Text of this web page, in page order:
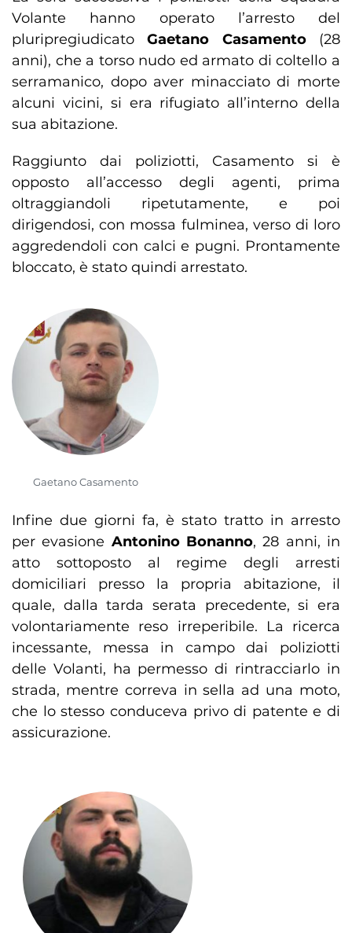
Volante hanno operato l’arresto del
pluripregiudicatoGaetano Casamento(28
anni), che a torso nudo ed armato di coltello a
serramanico, dopo aver minacciato di morte
alcuni vicini, si era rifugiato all’interno della
sua abitazione.
Raggiunto dai poliziotti, Casamento si è
opposto all’accesso degli agenti, prima
oltraggiandoli ripetutamente, e poi
dirigendosi, con mossa fulminea, verso di loro
aggredendoli con calci e pugni. Prontamente
bloccato, è stato quindi arrestato.
Gaetano Casamento
Infine due giorni fa, è stato tratto in arresto
per evasione Antonino Bonanno, 28 anni, in
atto sottoposto al regime degli arresti
domiciliari presso la propria abitazione, il
quale, dalla tarda serata precedente, si era
volontariamente reso irreperibile. La ricerca
incessante, messa in campo dai poliziotti
delle Volanti, ha permesso di rintracciarlo in
strada, mentre correva in sella ad una moto,
che lo stesso conduceva privo di patente e di
assicurazione.